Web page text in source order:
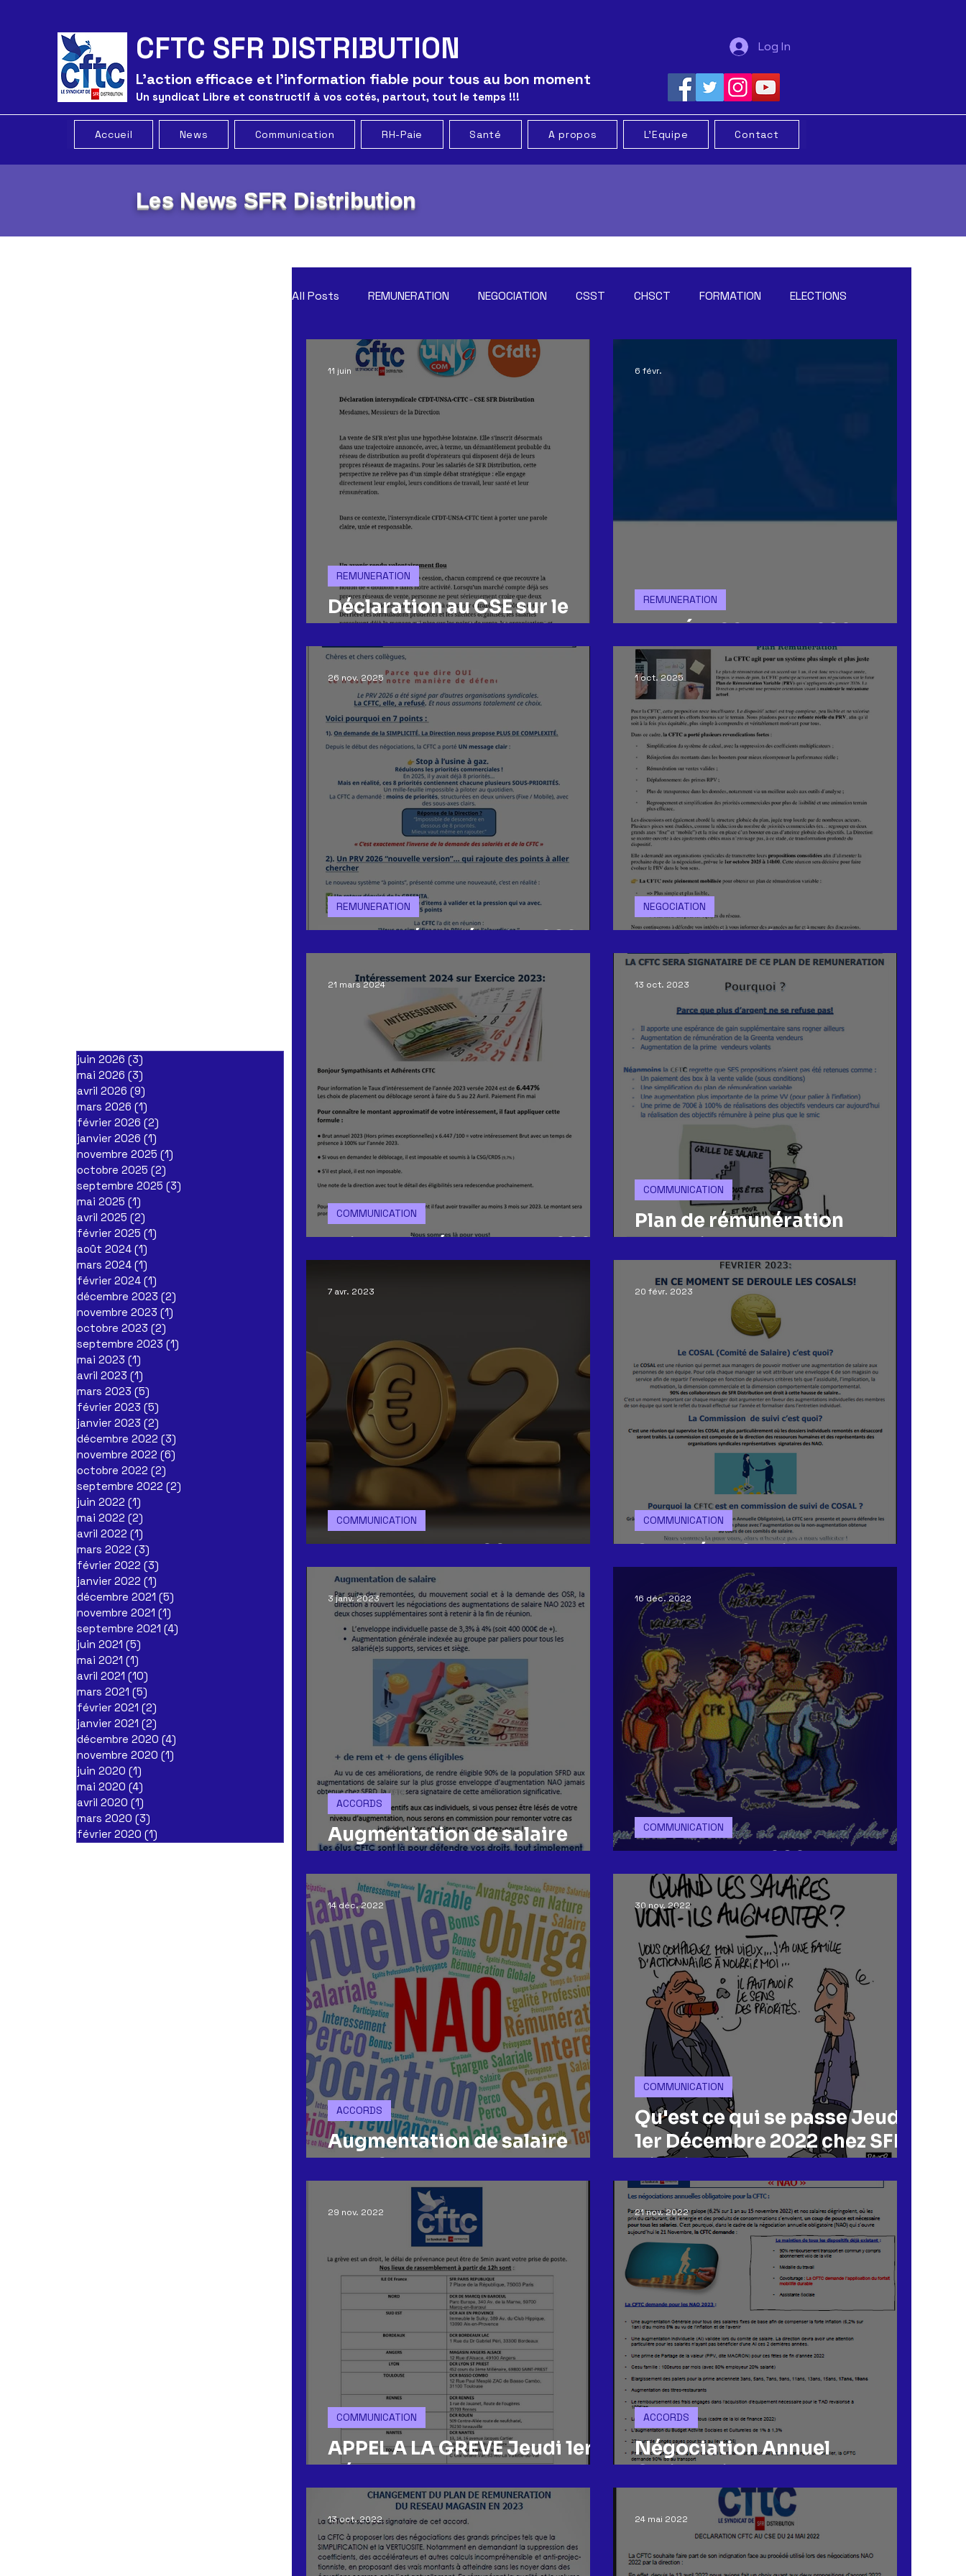
CFTC SFR DISTRIBUTION
L'action efficace et l'information fiable pour tous au bon moment
Un syndicat Libre et constructif à vos cotés, partout, tout le temps !!!
Log In
Accueil News Communication RH-Paie Santé A propos L'Equipe Contact
Les News SFR Distribution
juin 2026 (3)
mai 2026 (3)
avril 2026 (9)
mars 2026 (1)
février 2026 (2)
janvier 2026 (1)
novembre 2025 (1)
octobre 2025 (2)
septembre 2025 (3)
mai 2025 (1)
avril 2025 (2)
février 2025 (1)
août 2024 (1)
mars 2024 (1)
février 2024 (1)
décembre 2023 (2)
novembre 2023 (1)
octobre 2023 (2)
septembre 2023 (1)
mai 2023 (1)
avril 2023 (1)
mars 2023 (5)
février 2023 (5)
janvier 2023 (2)
décembre 2022 (3)
novembre 2022 (6)
octobre 2022 (2)
septembre 2022 (2)
juin 2022 (1)
mai 2022 (2)
avril 2022 (1)
mars 2022 (3)
février 2022 (3)
janvier 2022 (1)
décembre 2021 (5)
novembre 2021 (1)
septembre 2021 (4)
juin 2021 (5)
mai 2021 (1)
avril 2021 (10)
mars 2021 (5)
février 2021 (2)
janvier 2021 (2)
décembre 2020 (4)
novembre 2020 (1)
juin 2020 (1)
mai 2020 (4)
avril 2020 (1)
mars 2020 (3)
février 2020 (1)
All Posts REMUNERATION NEGOCIATION CSST CHSCT FORMATION ELECTIONS
ACCORDS CE GREVE COMMUNICATION
REORGANISATION
Déclaration au CSE sur le
Futur de SFR Distribution
REMUNERATION
11 juin
L'INTÉRESSEMENT 2025
REMUNERATION
6 févr.
Plan de rémunération 2026
REMUNERATION
26 nov. 2025
Trimestrielle CFTC
NEGOCIATION
1 oct. 2025
Prime d'intéressement 2023
COMMUNICATION
21 mars 2024
Plan de rémunération
Magasin
COMMUNICATION
13 oct. 2023
PRIME D'INTERESSEMENT
COMMUNICATION
7 avr. 2023
Comité de Salaire
COMMUNICATION
20 févr. 2023
Augmentation de salaire
NAO saison 2
ACCORDS
3 janv. 2023
En route pour 2023
COMMUNICATION
16 déc. 2022
Augmentation de salaire
chez SFRD
ACCORDS
14 déc. 2022
Qu'est ce qui se passe Jeudi
1er Décembre 2022 chez SFR
Distribution !!!
COMMUNICATION
30 nov. 2022
APPEL A LA GREVE Jeudi 1er
Décembre
COMMUNICATION
29 nov. 2022
Négociation Annuel
Obligatoire
ACCORDS
21 nov. 2022
13 oct. 2022 24 mai 2022